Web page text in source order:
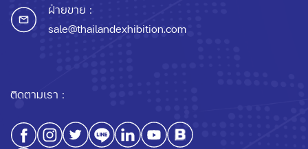
ฝ่ายขาย :
sale@thailandexhibition.com
ติดตามเรา :